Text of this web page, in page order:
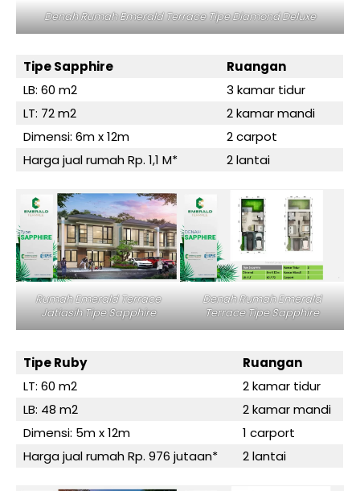
Denah Rumah Emerald Terrace Tipe Diamond Deluxe
Tipe Sapphire
Ruangan
LB: 60 m2
3 kamar tidur
LT: 72 m2
2 kamar mandi
Dimensi: 6m x 12m
2 carpot
Harga jual rumah Rp. 1,1 M*
2 lantai
Rumah Emerald Terrace
Jatiasih Tipe Sapphire
Denah Rumah Emerald
Terrace Tipe Sapphire
Tipe Ruby
Ruangan
LT: 60 m2
2 kamar tidur
LB: 48 m2
2 kamar mandi
Dimensi: 5m x 12m
1 carport
Harga jual rumah Rp. 976 jutaan*
2 lantai